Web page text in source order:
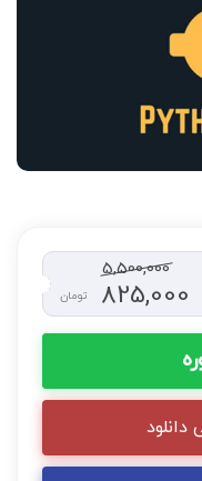
5,500,000
825,000 تومان